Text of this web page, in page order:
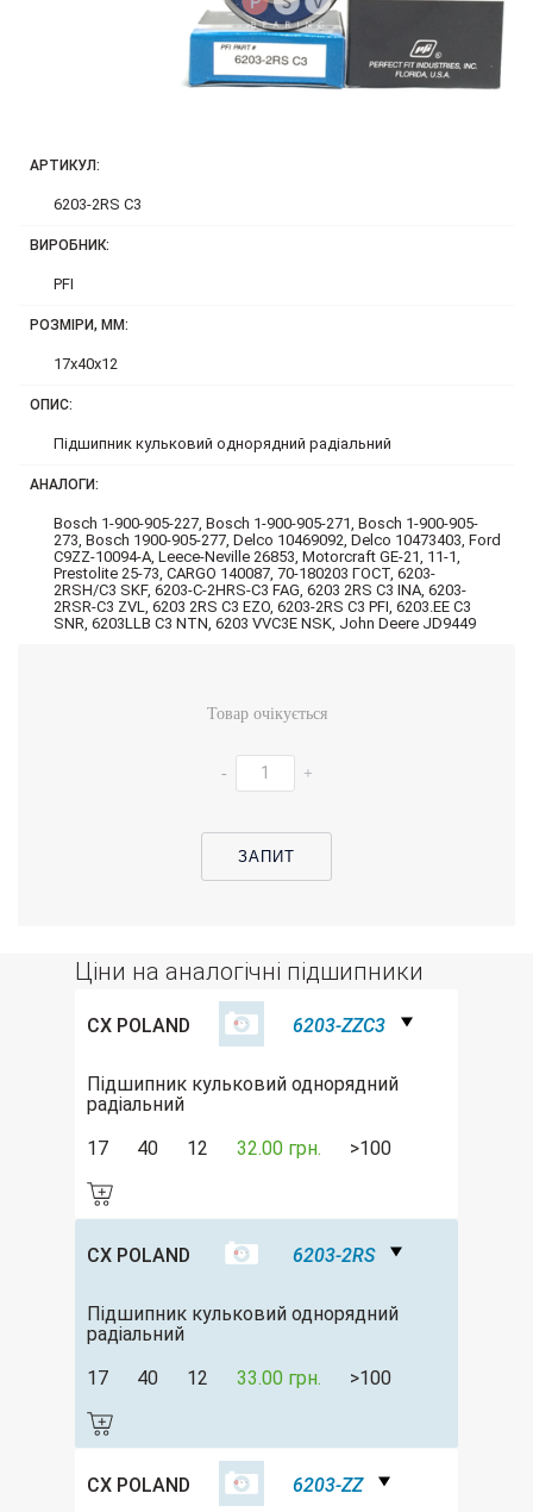
АРТИКУЛ:
6203-2RS C3
ВИРОБНИК:
PFI
РОЗМІРИ, ММ:
17x40x12
ОПИС:
Підшипник кульковий однорядний радіальний
АНАЛОГИ:
Bosch 1-900-905-227, Bosch 1-900-905-271, Bosch 1-900-905-
273, Bosch 1900-905-277, Delco 10469092, Delco 10473403, Ford
C9ZZ-10094-A, Leece-Neville 26853, Motorcraft GE-21, 11-1,
Prestolite 25-73, CARGO 140087, 70-180203 ГОСТ, 6203-
2RSH/C3 SKF, 6203-C-2HRS-C3 FAG, 6203 2RS C3 INA, 6203-
2RSR-C3 ZVL, 6203 2RS C3 EZO, 6203-2RS C3 PFI, 6203.EE C3
SNR, 6203LLB C3 NTN, 6203 VVC3E NSK, John Deere JD9449
Товар очікується
- +
ЗАПИТ
Ціни на аналогічні підшипники
CX POLAND 6203-ZZC3
Підшипник кульковий однорядний
радіальний
17
40 12 32.00 грн. >100
CX POLAND 6203-2RS
Підшипник кульковий однорядний
радіальний
17
40 12 33.00 грн. >100
CX POLAND 6203-ZZ